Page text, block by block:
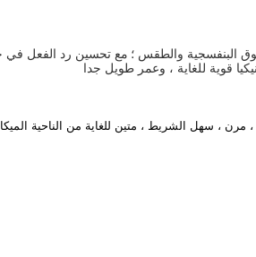
البنفسجية والطقس ؛ مع تحسين رد الفعل في
قوية للغاية ، وعمر طويل جدا
مرن ، سهل الشريط ، متين للغاية من الناحية